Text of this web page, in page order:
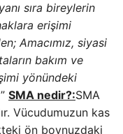
sıra bireylerin
erişimi
Amacımız, siyasi
bakım ve
yönündeki
” SMA nedir?:SMA
Vücudumuzun kas
ön boynuzdaki